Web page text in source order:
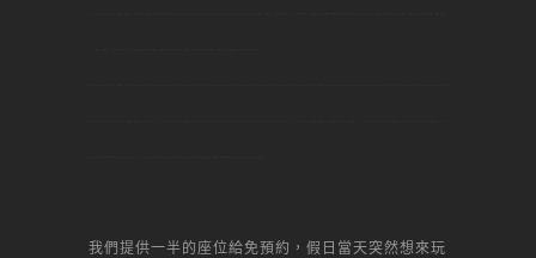
我們提供一半的座位給免預約，假日當天突然想來玩